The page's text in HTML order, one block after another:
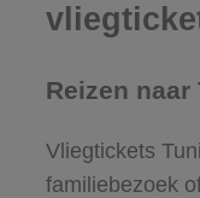
Reizen naar
Vliegtickets
familiebezoek